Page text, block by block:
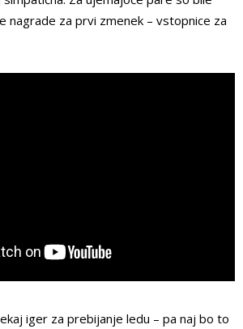
nagrade za prvi zmenek – vstopnice za
iger za prebijanje ledu – pa naj bo to